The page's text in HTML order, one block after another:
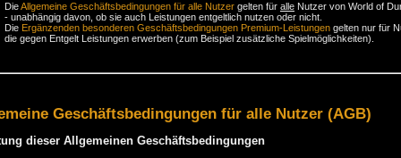
DieAllgemeine Geschäftsbedingungen für alle Nutzer gelten für alle Nutzer von World of
- unabhängig davon, ob sie auch Leistungen entgeltlich nutzen oder nicht.
Die Ergänzenden besonderen Geschäftsbedingungen Premium-Leistungen gelten nur für
die gegen Entgelt Leistungen erwerben (zum Beispiel zusätzliche Spielmöglichkeiten).
Geschäftsbedingungen für alle Nutzer (AGB)
dieser Allgemeinen Geschäftsbedingungen